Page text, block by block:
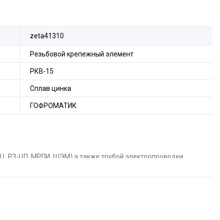
zeta41310
Резьбовой крепежный элемент
РКВ-15
Сплав цинка
ГОФРОМАТИК
Р3-ЦП, МРПИ, ШЭМ) а также трубой электропроводки
(Р3-Ц, Р3-ЦП, МРПИ, ШЭМ) путем стыковки с ответным
– РКВ, предназначен для